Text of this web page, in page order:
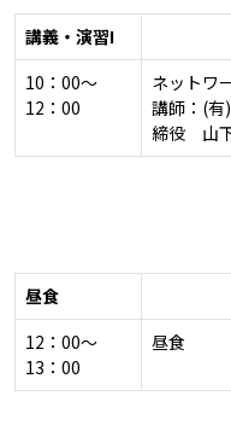
講義・演習I
10：00～
12：00
ネットワ
講師：(
締役 山
昼食
12：00～
13：00
昼食